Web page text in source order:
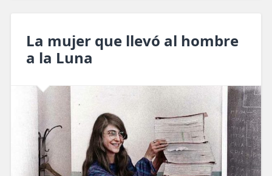
La mujer que llevó al hombre
a la Luna